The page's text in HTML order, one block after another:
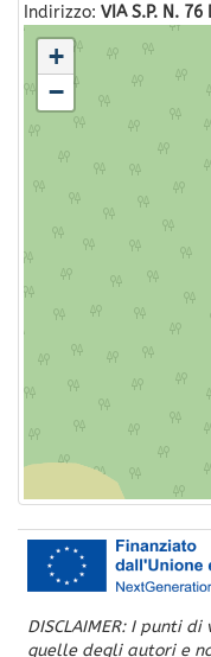
Indirizzo: VIA S.P. N.
+
−
DISCLAIMER: I punti
quelle degli autori e